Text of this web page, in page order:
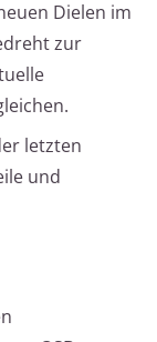
Dielen im
zur
letzten
und